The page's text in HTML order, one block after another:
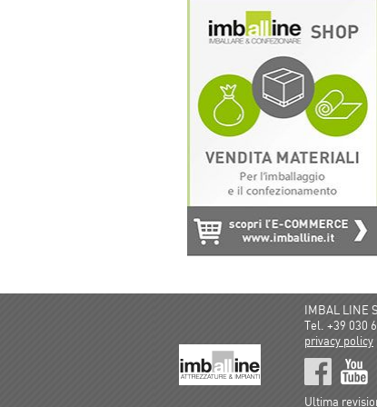
IMBAL LINE
Tel. +39 030
privacy policy
Ultima